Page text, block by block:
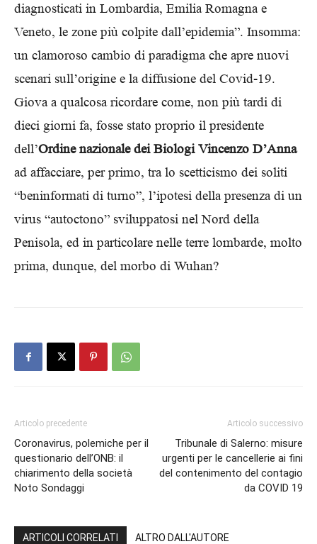
diagnosticati in Lombardia, Emilia Romagna e
Veneto, le zone più colpite dall’epidemia”. Insomma:
un clamoroso cambio di paradigma che apre nuovi
scenari sull’origine e la diffusione del Covid-19.
Giova a qualcosa ricordare come, non più tardi di
dieci giorni fa, fosse stato proprio il presidente
dell’Ordine nazionale dei Biologi Vincenzo D’Anna
ad affacciare, per primo, tra lo scetticismo dei soliti
“beninformati di turno”, l’ipotesi della presenza di un
virus “autoctono” sviluppatosi nel Nord della
Penisola, ed in particolare nelle terre lombarde, molto
prima, dunque, del morbo di Wuhan?
Articolo precedente
Coronavirus, polemiche per il
questionario dell’ONB: il
chiarimento della società
Noto Sondaggi
Articolo successivo
Tribunale di Salerno: misure
urgenti per le cancellerie ai fini
del contenimento del contagio
da COVID 19
ARTICOLI CORRELATI ALTRO DALL'AUTORE